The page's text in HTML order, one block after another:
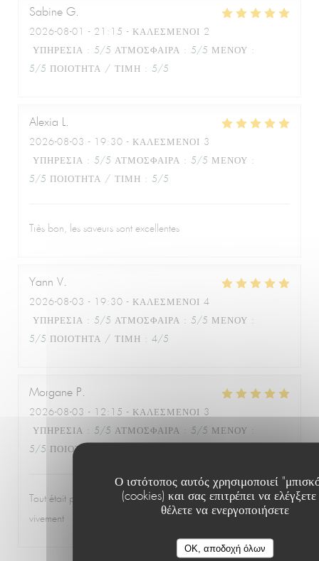
Ο ιστότοπος αυτός χρησιμοποιεί
(cookies) και σας επιτρέπει να ελέγξετε
θέλετε να ενεργοποιήσετε
OK, αποδοχή όλων
Sabine G
2026-08-01 - 21:15 - ΚΑΛΕΣΜΈΝΟΙ 2
ΥΠΗΡΕΣΊΑ : 5/5 ΑΤΜΌΣΦΑΙΡΑ : 5/5 ΜΕΝΟΎ :
5/5 ΠΟΙΌΤΗΤΑ / ΤΙΜΉ : 5/5
Alexia L
2026-08-03 - 19:30 - ΚΑΛΕΣΜΈΝΟΙ 3
ΥΠΗΡΕΣΊΑ : 5/5 ΑΤΜΌΣΦΑΙΡΑ : 5/5 ΜΕΝΟΎ :
5/5 ΠΟΙΌΤΗΤΑ / ΤΙΜΉ : 5/5
Très bon, les saveurs sont excellentes
Yann V
2026-08-03 - 19:30 - ΚΑΛΕΣΜΈΝΟΙ 4
ΥΠΗΡΕΣΊΑ : 5/5 ΑΤΜΌΣΦΑΙΡΑ : 5/5 ΜΕΝΟΎ :
5/5 ΠΟΙΌΤΗΤΑ / ΤΙΜΉ : 4/5
Morgane P
2026-08-03 - 12:15 - ΚΑΛΕΣΜΈΝΟΙ 3
ΥΠΗΡΕΣΊΑ : 5/5 ΑΤΜΌΣΦΑΙΡΑ 5/5 ΜΕΝΟΎ
5/5 ΠΟΙΌΤΗΤΑ / ΤΙΜΉ
Tout était parfait! Qualité prix, accueil.. je recommande
vivement